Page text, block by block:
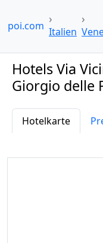
Italien
Hotels Via
Giorgio delle
Hotelkarte